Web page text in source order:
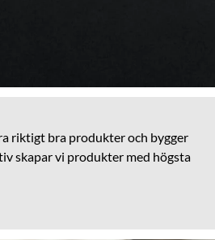
riktigt bra produkter och bygger
skapar vi produkter med högsta